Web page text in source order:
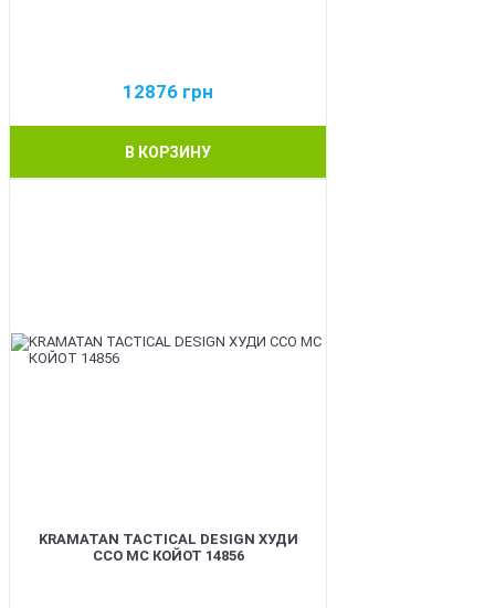
12876 грн
В КОРЗИНУ
KRAMATAN TACTICAL DESIGN ХУДИ
ССО МС КОЙОТ 14856